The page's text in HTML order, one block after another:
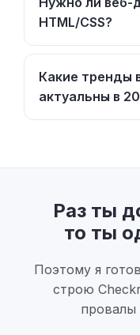
HTML/CSS?
Какие тренды
актуальны в
Раз ты
то ты
Поэтому я
строю
провалы